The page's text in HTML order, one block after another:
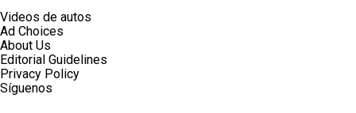
Videos de autos
Ad Choices
About Us
Editorial Guidelines
Privacy Policy
Síguenos